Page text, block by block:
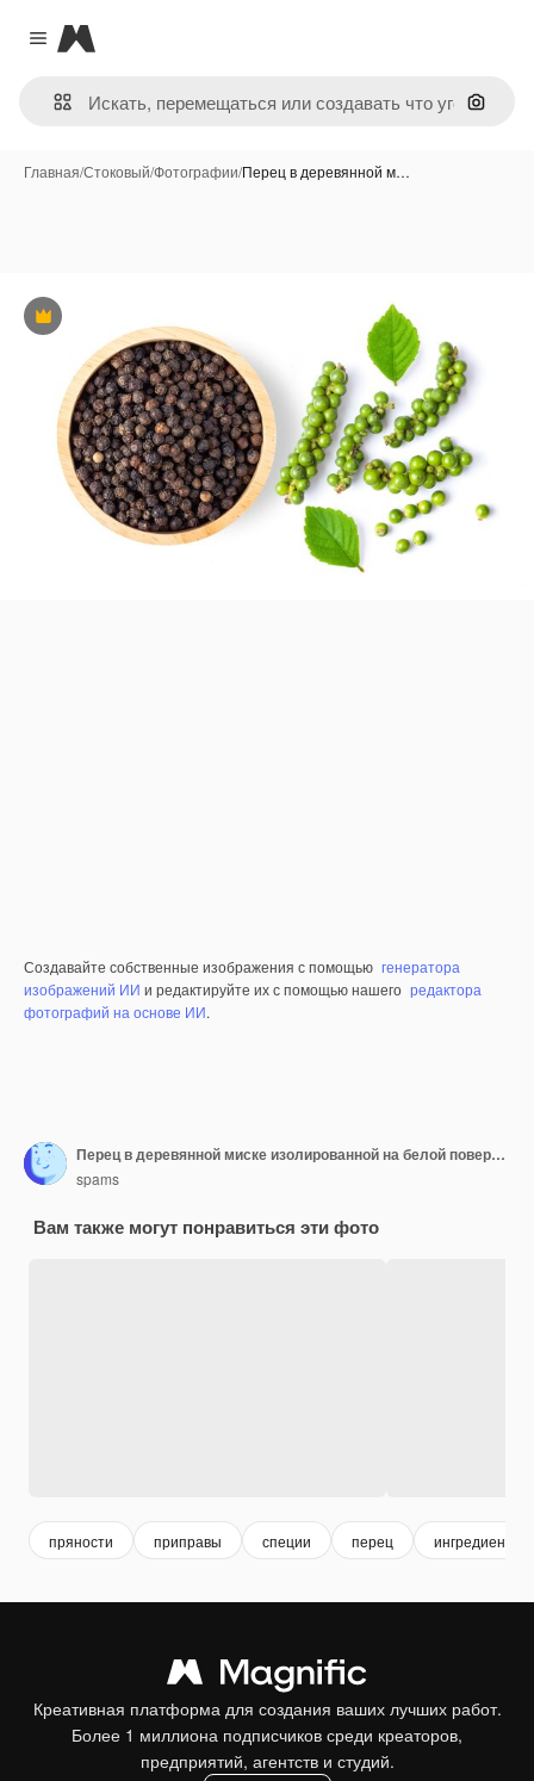
Close menu
Magnific
Поиск
Главная/Стоковый/Фотографии/Перец в деревянной м…
Премиум
Создавайте собственные изображения с помощью генератора
изображений ИИ и редактируйте их с помощью нашего редактора
фотографий на основе ИИ.
Перец в деревянной миске изолированной на белой поверхности. Вид сверху
spams
Вам также могут понравиться эти фото
пряности приправы специи перец ингредиенты
Креативная платформа для создания ваших лучших работ.
Более 1 миллиона подписчиков среди креаторов,
предприятий, агентств и студий.